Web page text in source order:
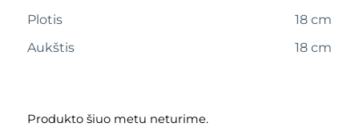
Plotis
18 cm
Aukštis
18 cm
Produkto šiuo metu neturime.